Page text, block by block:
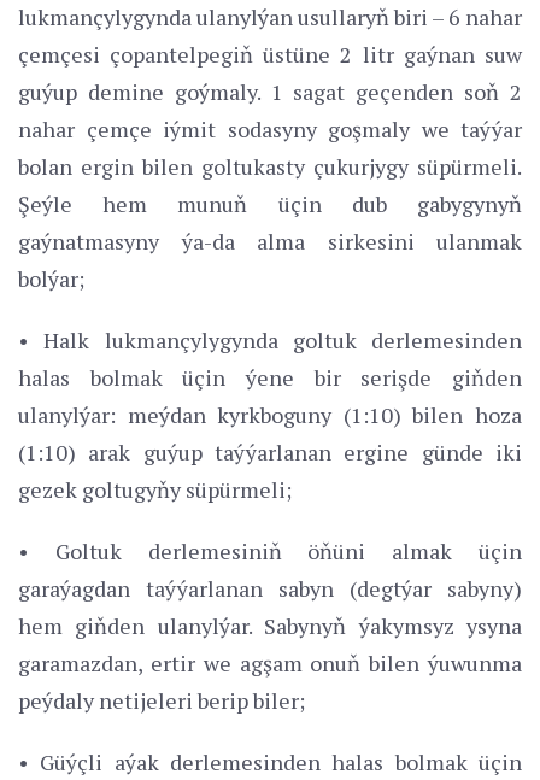
lukmançylygynda ulanylýan usullaryň biri – 6 nahar
çemçesi çopantelpegiň üstüne 2 litr gaýnan suw
guýup demine goýmaly. 1 sagat geçenden soň 2
nahar çemçe iýmit sodasyny goşmaly we taýýar
bolan ergin bilen goltukasty çukurjygy süpürmeli.
Şeýle hem munuň üçin dub gabygynyň
gaýnatmasyny ýa-da alma sirkesini ulanmak
bolýar;
• Halk lukmançylygynda goltuk derlemesinden
halas bolmak üçin ýene bir serişde giňden
ulanylýar: meýdan kyrkboguny (1:10) bilen hoza
(1:10) arak guýup taýýarlanan ergine günde iki
gezek goltugyňy süpürmeli;
• Goltuk derlemesiniň öňüni almak üçin
garaýagdan taýýarlanan sabyn (degtýar sabyny)
hem giňden ulanylýar. Sabynyň ýakymsyz ysyna
garamazdan, ertir we agşam onuň bilen ýuwunma
peýdaly netijeleri berip biler;
• Güýçli aýak derlemesinden halas bolmak üçin